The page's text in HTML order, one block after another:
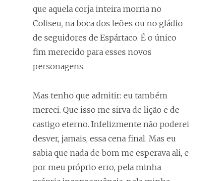
que aquela corja inteira morria no
Coliseu, na boca dos leões ou no gládio
de seguidores de Espártaco. É o único
fim merecido para esses novos
personagens.
Mas tenho que admitir: eu também
mereci. Que isso me sirva de lição e de
castigo eterno. Infelizmente não poderei
desver, jamais, essa cena final. Mas eu
sabia que nada de bom me esperava ali, e
por meu próprio erro, pela minha